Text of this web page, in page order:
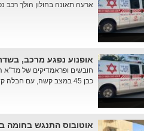
ארעה תאונה בחולון הולך רכב
אופנוע נפגע מרכב,
חובשים ופראמדיקים של מד"א
כבן 45 במצב קשה, עם חבלה קשה בגפיים תחתונות.
אוטובוס התנגש בחומה